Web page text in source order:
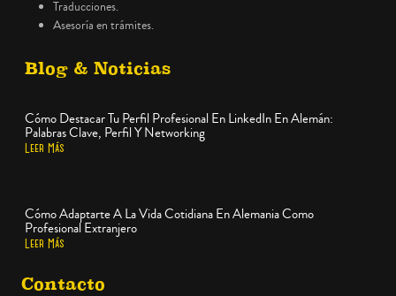
Traducciones.
Asesoría en trámites.
Blog & Noticias
Cómo Destacar Tu Perfil Profesional En LinkedIn En Alemán:
Palabras Clave, Perfil Y Networking
Leer Más
Cómo Adaptarte A La Vida Cotidiana En Alemania Como
Profesional Extranjero
Leer Más
Contacto